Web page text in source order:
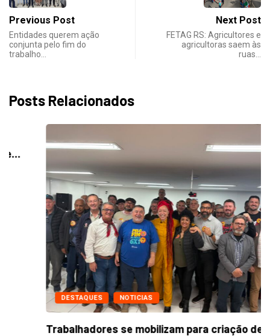
Previous Post
Entidades querem ação
conjunta pelo fim do
trabalho…
Next Post
FETAG RS: Agricultores e
agricultoras saem às
ruas…
Posts Relacionados
DESTAQUES NOTICIAS
Trabalhadores se mobilizam para criação de